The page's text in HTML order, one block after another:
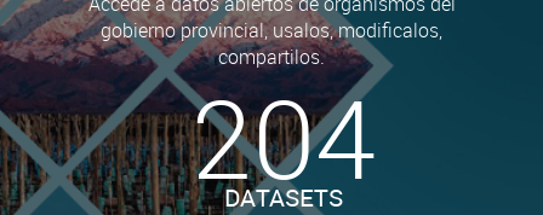
gobierno provincial, usalos, modificalos,
compartilos.
204
DATASETS